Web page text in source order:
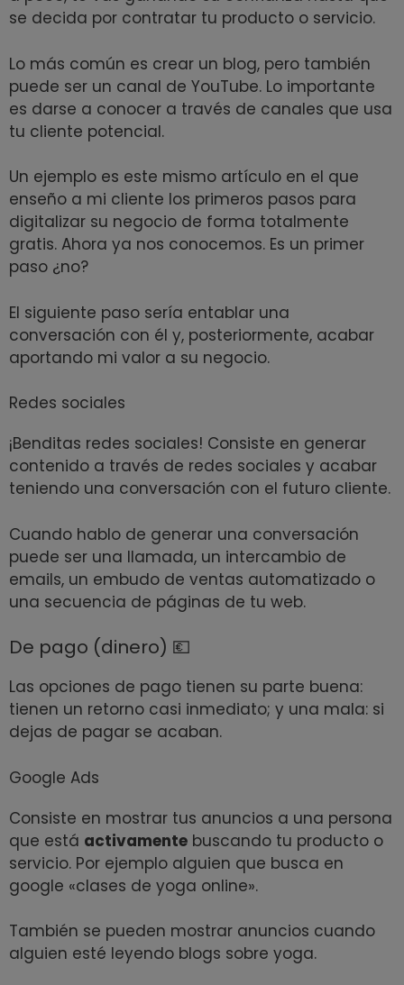
se decida por contratar tu producto o servicio.
Lo más común es crear un blog, pero también
puede ser un canal de YouTube. Lo importante
es darse a conocer a través de canales que usa
tu cliente potencial.
Un ejemplo es este mismo artículo en el que
enseño a mi cliente los primeros pasos para
digitalizar su negocio de forma totalmente
gratis. Ahora ya nos conocemos. Es un primer
paso ¿no?
El siguiente paso sería entablar una
conversación con él y, posteriormente, acabar
aportando mi valor a su negocio.
Redes sociales
¡Benditas redes sociales! Consiste en generar
contenido a través de redes sociales y acabar
teniendo una conversación con el futuro cliente.
Cuando hablo de generar una conversación
puede ser una llamada, un intercambio de
emails, un embudo de ventas automatizado o
una secuencia de páginas de tu web.
De pago (dinero) 💶
Las opciones de pago tienen su parte buena:
tienen un retorno casi inmediato; y una mala: si
dejas de pagar se acaban.
Google Ads
Consiste en mostrar tus anuncios a una persona
que está activamente buscando tu producto o
servicio. Por ejemplo alguien que busca en
google «clases de yoga online».
También se pueden mostrar anuncios cuando
alguien esté leyendo blogs sobre yoga.